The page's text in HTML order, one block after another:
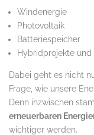
Windenergie
Photovoltaik
Batteriespeicher
Hybridprojekte
Dabei geht es nicht
Frage, wie unsere
Denn inzwischen
erneuerbaren
wichtiger werden.